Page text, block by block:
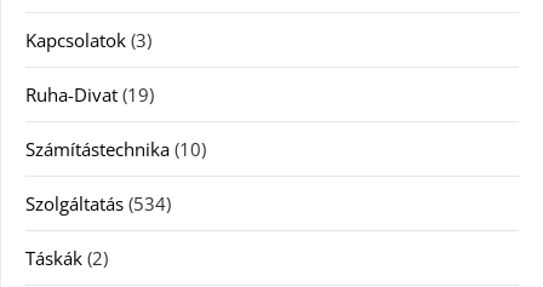
Kapcsolatok (3)
Ruha-Divat (19)
Számítástechnika (10)
Szolgáltatás (534)
Táskák (2)